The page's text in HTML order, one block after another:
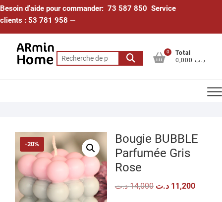
Skip
to
Besoin d’aide pour commander: 73 587 850 Service
clients : 53 781 958 —
Recherche
pour :
0
Total
0,000 د.ت
-20%
Bougie BUBBLE
Parfumée Gris
Rose
14,000 د.ت
Le
11,200 د.ت
Le